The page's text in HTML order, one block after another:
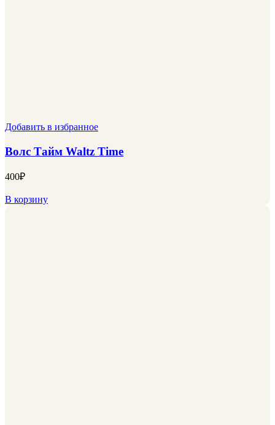
Добавить в избранное
Волс Тайм Waltz Time
400₽
В корзину